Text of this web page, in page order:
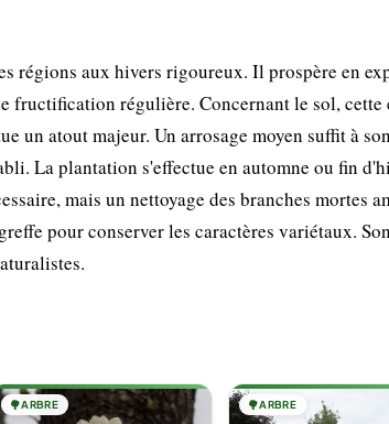
régions aux hivers rigoureux. Il prospère en
régulière. Concernant le sol, cette
un atout majeur. Un arrosage moyen suffit à son
La plantation s'effectue en automne ou fin
mais un nettoyage des branches mortes
pour conserver les caractères variétaux. Son
🌳ARBRE 🌳ARBRE